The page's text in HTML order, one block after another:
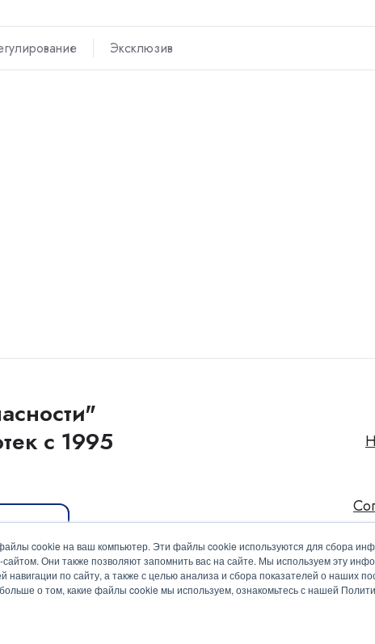
cookie на ваш компьютер. Эти файлы cookie используются для сбора
Они также позволяют запомнить вас на сайте. Мы используем эту
навигации по сайту, а также с целью анализа и сбора показателей о наших
о том, какие файлы cookie мы используем, ознакомьтесь с нашей
Эксклюзив
с 1995